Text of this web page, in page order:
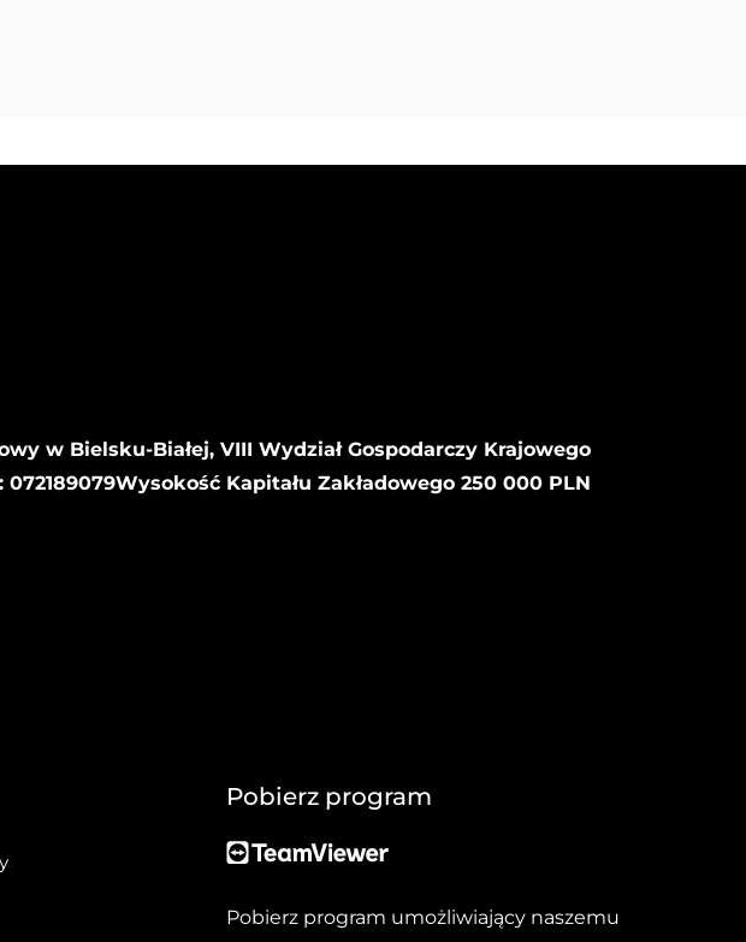
w Bielsku-Białej, VIII Wydział Gospodarczy Krajowego
Kapitału Zakładowego 250 000 PLN
Pobierz program
Pobierz program umożliwiający naszemu